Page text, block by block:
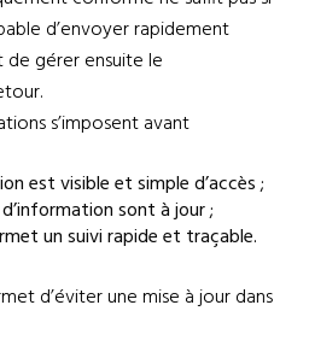
d’envoyer rapidement
de gérer ensuite le
s’imposent avant
est visible et simple d’accès ;
sont à jour ;
un suivi rapide et traçable.
d’éviter une mise à jour dans